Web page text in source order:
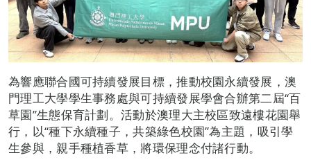
為響應聯合國可持續發展目標，推動校園永續發展，澳
門理工大學學生事務處與可持續發展學會合辦第二屆“百
草園”生態保育計劃。活動於澳理大主校區致遠樓花園舉
行，以“種下永續種子，共築綠色校園”為主題，吸引學
生參與，親手種植香草，將環保理念付諸行動。